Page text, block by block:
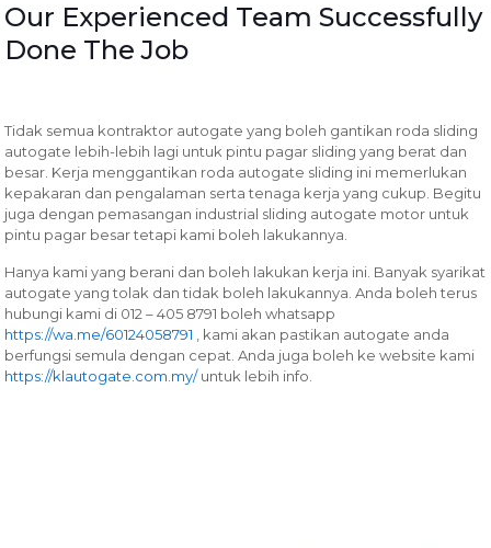
Our Experienced Team Successfully
Done The Job
Tidak semua kontraktor autogate yang boleh gantikan roda sliding
autogate lebih-lebih lagi untuk pintu pagar sliding yang berat dan
besar. Kerja menggantikan roda autogate sliding ini memerlukan
kepakaran dan pengalaman serta tenaga kerja yang cukup. Begitu
juga dengan pemasangan industrial sliding autogate motor untuk
pintu pagar besar tetapi kami boleh lakukannya.
Hanya kami yang berani dan boleh lakukan kerja ini. Banyak syarikat
autogate yang tolak dan tidak boleh lakukannya. Anda boleh terus
hubungi kami di 012 – 405 8791 boleh whatsapp
https://wa.me/60124058791 , kami akan pastikan autogate anda
berfungsi semula dengan cepat. Anda juga boleh ke website kami
https://klautogate.com.my/untuk lebih info.